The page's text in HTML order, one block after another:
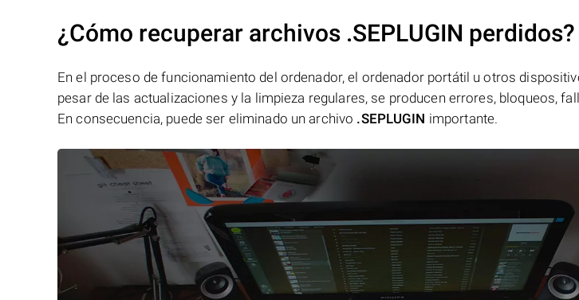
¿Cómo recuperar archivos .SEPLUGIN perdidos?
En el proceso de funcionamiento del ordenador, el ordenador portátil u otros
pesar de las actualizaciones y la limpieza regulares, se producen errores, bloqueos,
En consecuencia, puede ser eliminado un archivo .SEPLUGIN importante.